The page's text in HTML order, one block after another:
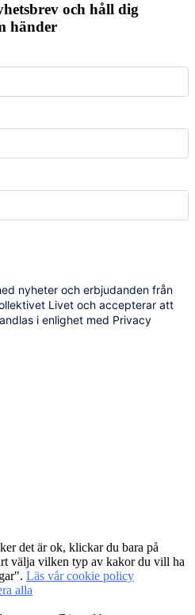
och håll dig
händer
nyheter och erbjudanden från
Livet och accepterar att
i enlighet med Privacy
det är ok, klickar du bara på
välja vilken typ av kakor du vill ha
Läs vår cookie policy
alla